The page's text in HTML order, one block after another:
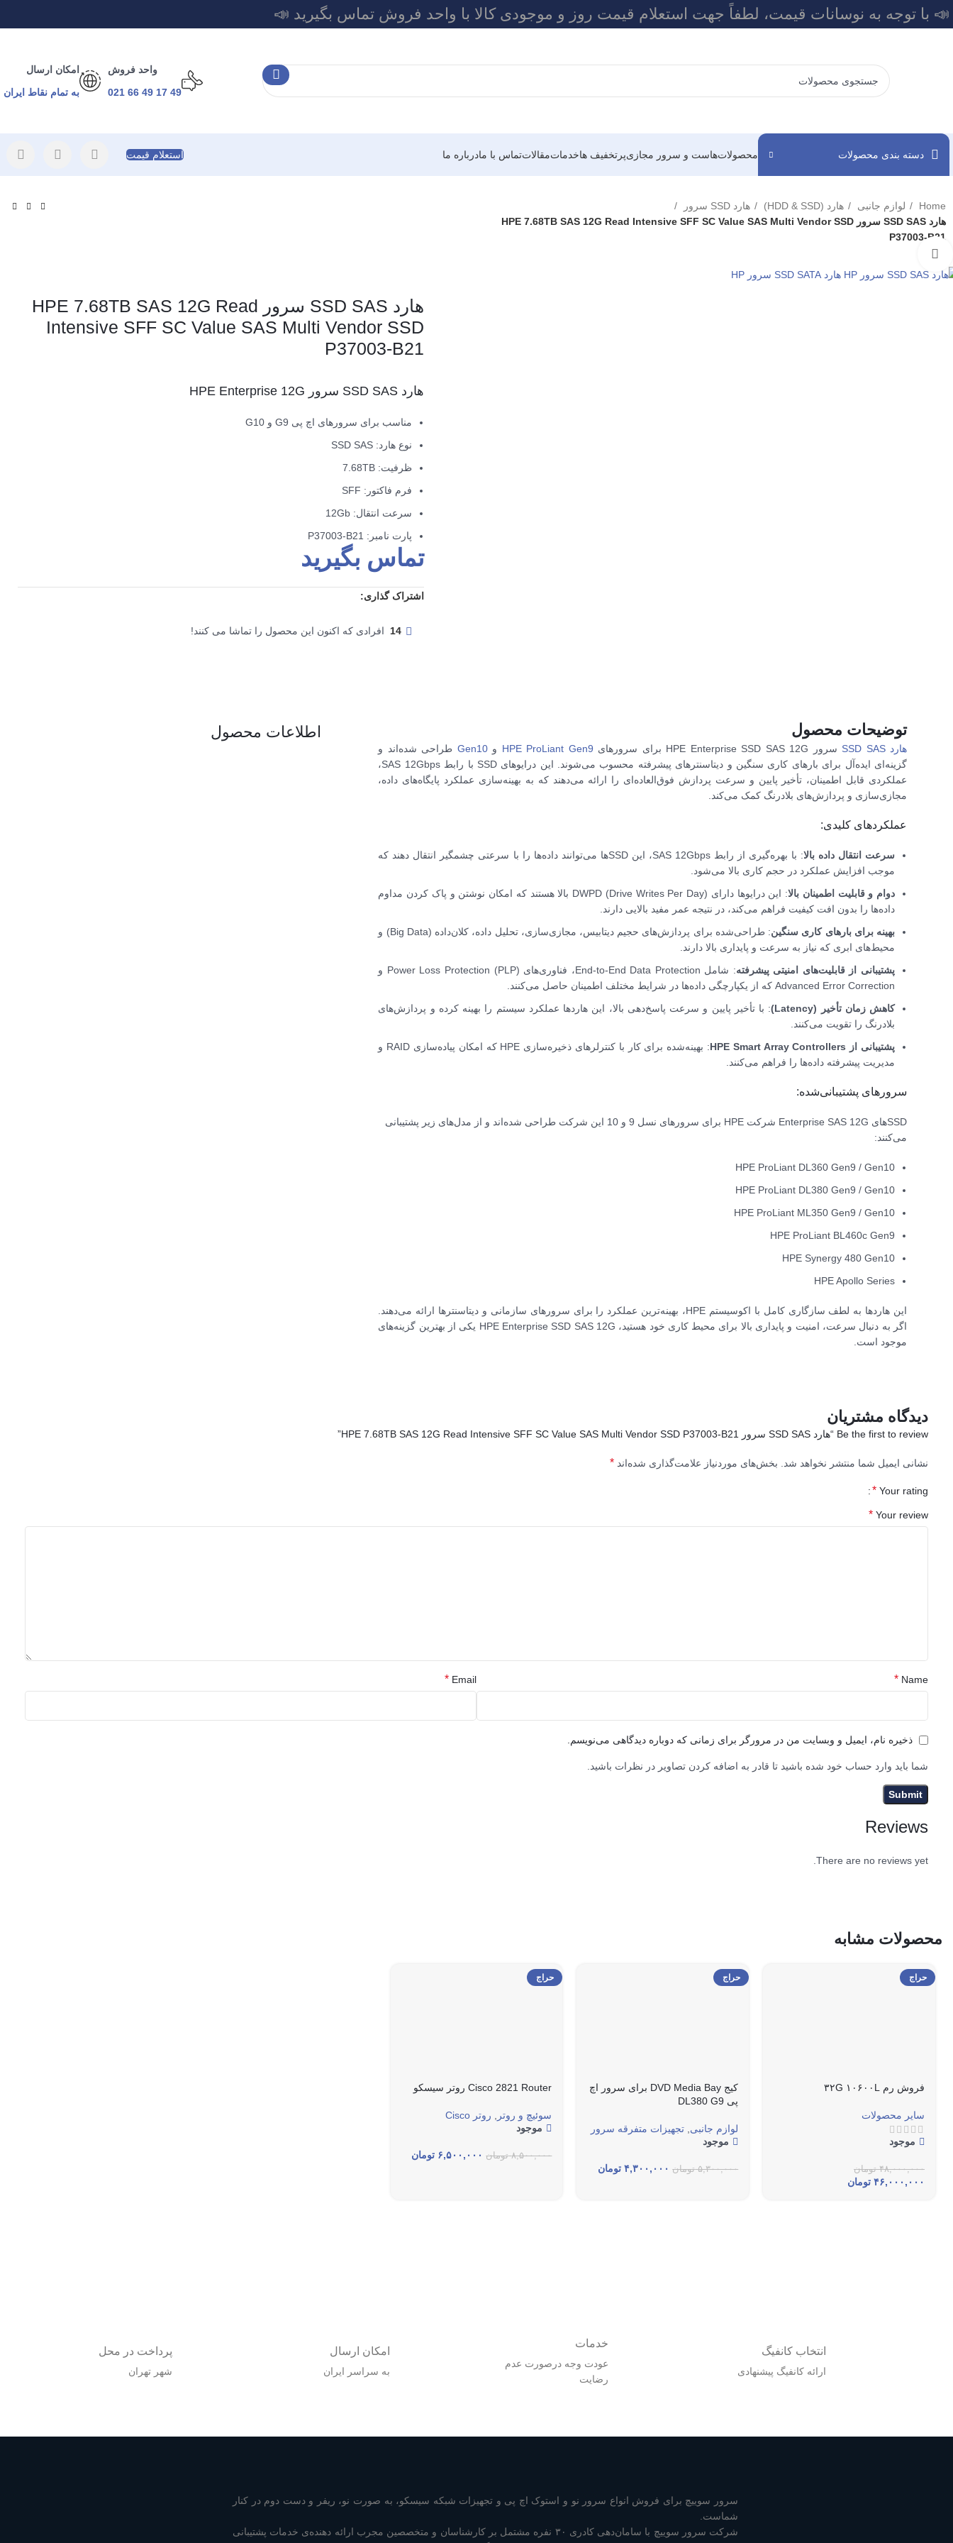
📣 با توجه به نوسانات قیمت، لطفاً جهت استعلام قیمت روز و موجودی کالا با واحد فروش تماس بگیرید 📣
واحد فروش
49 17 49 66 021
امکان ارسال
به تمام نقاط ایران
دسته بندی محصولات محصولاتهاست و سرور مجازیپرتخفیف هاخدماتمقالاتتماس با مادرباره ما استعلام قیمت
Home لوازم جانبی هارد (HDD & SSD)
هارد SSD سرور
هارد SSD SAS سرور HPE 7.68TB SAS 12G Read Intensive SFF SC Value SAS Multi Vendor SSD
P37003-B21
هارد SSD SAS سرور HPE 7.68TB SAS 12G Read
Intensive SFF SC Value SAS Multi Vendor SSD
P37003-B21
هارد SSD SAS سرور HPE Enterprise 12G
مناسب برای سرورهای اچ پی G9 و G10
نوع هارد: SSD SAS
ظرفیت: 7.68TB
فرم فاکتور: SFF
سرعت انتقال: 12Gb
پارت نامبر: P37003-B21
تماس بگیرید
اشتراک گذاری:
14 افرادی که اکنون این محصول را تماشا می کنند!
توضیحات محصول
هارد SSD SAS سرور HPE Enterprise SSD SAS 12G برای سرورهای HPE ProLiant Gen9 وGen10 طراحی شده‌اند و
گزینه‌ای ایده‌آل برای بارهای کاری سنگین و دیتاسنترهای پیشرفته محسوب می‌شوند. این درایوهای SSD با رابط SAS 12Gbps،
عملکردی قابل اطمینان، تأخیر پایین و سرعت پردازش فوق‌العاده‌ای را ارائه می‌دهند که به بهینه‌سازی عملکرد پایگاه‌های داده،
مجازی‌سازی و پردازش‌های بلادرنگ کمک می‌کند.
عملکردهای کلیدی:
سرعت انتقال داده بالا
: با بهره‌گیری از رابط SAS 12Gbps، این SSDها می‌توانند داده‌ها را با سرعتی چشمگیر انتقال دهند که
موجب افزایش عملکرد در حجم کاری بالا می‌شود.
دوام و قابلیت اطمینان بالا
: این درایوها دارای DWPD (Drive Writes Per Day) بالا هستند که امکان نوشتن و پاک کردن مداوم
داده‌ها را بدون افت کیفیت فراهم می‌کند، در نتیجه عمر مفید بالایی دارند.
بهینه برای بارهای کاری سنگین
: طراحی‌شده برای پردازش‌های حجیم دیتابیس، مجازی‌سازی، تحلیل داده، کلان‌داده (Big Data) و
محیط‌های ابری که نیاز به سرعت و پایداری بالا دارند.
پشتیبانی از قابلیت‌های امنیتی پیشرفته
: شامل End-to-End Data Protection، فناوری‌های Power Loss Protection (PLP) و
Advanced Error Correction که از یکپارچگی داده‌ها در شرایط مختلف اطمینان حاصل می‌کنند.
کاهش زمان تأخیر (Latency)
: با تأخیر پایین و سرعت پاسخ‌دهی بالا، این هاردها عملکرد سیستم را بهینه کرده و پردازش‌های
بلادرنگ را تقویت می‌کنند.
پشتیبانی از HPE Smart Array Controllers
: بهینه‌شده برای کار با کنترلرهای ذخیره‌سازی HPE که امکان پیاده‌سازی RAID و
مدیریت پیشرفته داده‌ها را فراهم می‌کنند.
سرورهای پشتیبانی‌شده:
SSDهای Enterprise SAS 12G شرکت HPE برای سرورهای نسل 9 و 10 این شرکت طراحی شده‌اند و از مدل‌های زیر پشتیبانی
می‌کنند:
HPE ProLiant DL360 Gen9 / Gen10
HPE ProLiant DL380 Gen9 / Gen10
HPE ProLiant ML350 Gen9 / Gen10
HPE ProLiant BL460c Gen9
HPE Synergy 480 Gen10
HPE Apollo Series
این هاردها به لطف سازگاری کامل با اکوسیستم HPE، بهینه‌ترین عملکرد را برای سرورهای سازمانی و دیتاسنترها ارائه می‌دهند.
اگر به دنبال سرعت، امنیت و پایداری بالا برای محیط کاری خود هستید، HPE Enterprise SSD SAS 12G یکی از بهترین گزینه‌های
موجود است.
اطلاعات محصول
دیدگاه مشتریان
Reviews
There are no reviews yet.
Be the first to review “هارد SSD SAS سرور HPE 7.68TB SAS 12G Read Intensive SFF SC Value SAS Multi Vendor SSD P37003-B21”
نشانی ایمیل شما منتشر نخواهد شد. بخش‌های موردنیاز علامت‌گذاری شده‌اند *
Your rating
*
Your review
*
Name
*
Email
*
ذخیره نام، ایمیل و وبسایت من در مرورگر برای زمانی که دوباره دیدگاهی می‌نویسم.
شما باید وارد حساب خود شده باشید تا قادر به اضافه کردن تصاویر در نظرات باشید.
محصولات مشابه
حراج
فروش رم ۳۲G ۱۰۶۰۰L
سایر محصولات
موجود
۴۸,۰۰۰,۰۰۰ تومان
۴۶,۰۰۰,۰۰۰ تومان
حراج
کیج DVD Media Bay برای سرور اچ
پی DL380 G9
لوازم جانبی, تجهیزات متفرقه سرور
موجود
۵,۳۰۰,۰۰۰ تومان ۴,۳۰۰,۰۰۰ تومان
حراج
Cisco 2821 Router روتر سیسکو
سوئیچ و روتر , روتر Cisco
موجود
۸,۵۰۰,۰۰۰ تومان ۶,۵۰۰,۰۰۰ تومان
انتخاب کانفیگ
ارائه کانفیگ پیشنهادی
خدمات
عودت وجه درصورت عدم
رضایت
امکان ارسال
به سراسر ایران
پرداخت در محل
شهر تهران
سرور سوییچ برای فروش انواع سرور نو و استوک اچ پی و تجهیزات شبکه سیسکو، به صورت نو، ریفر و دست دوم در کنار
شماست.
شرکت سرور سوییچ با سامان‌دهی کادری ۳۰ نفره مشتمل بر کارشناسان و متخصصین مجرب ارائه دهنده‌ی خدمات پشتیبانی